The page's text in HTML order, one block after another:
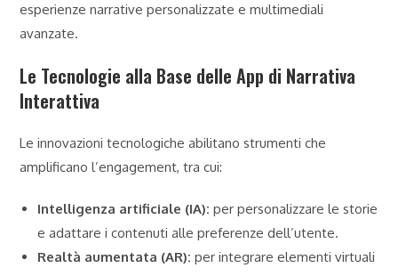
esperienze narrative personalizzate e multimediali
avanzate.
Le Tecnologie alla Base delle App di Narrativa
Interattiva
Le innovazioni tecnologiche abilitano strumenti che
amplificano l’engagement, tra cui:
Intelligenza artificiale (IA): per personalizzare le storie
e adattare i contenuti alle preferenze dell’utente.
Realtà aumentata (AR): per integrare elementi virtuali